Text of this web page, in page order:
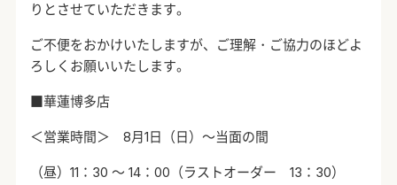
りとさせていただきます。
ご不便をおかけいたしますが、ご理解・ご協力のほどよ
ろしくお願いいたします。
■華蓮博多店
＜営業時間＞8月1 日（日）～当面の間
（昼）11 ： 30 ～ 14 ：00 （ラストオーダー13 ： 30）